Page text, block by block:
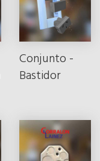
Conjunto -
Bastidor